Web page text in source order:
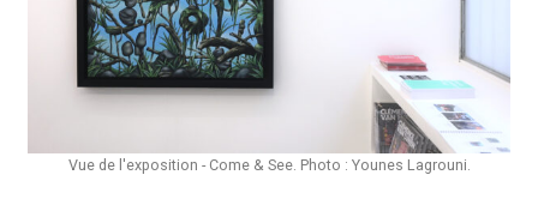
Vue de l'exposition - Come & See. Photo : Younes Lagrouni.